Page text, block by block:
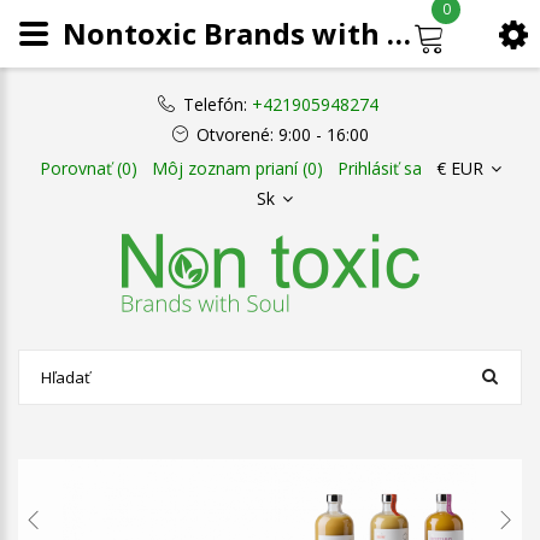
Telefón: +421905948274
Otvorené: 9:00 - 16:00
Porovnať (0)
Môj zoznam prianí (0) Prihlásiť sa
€ EUR
Sk
0
Nontoxic Brands with Soul